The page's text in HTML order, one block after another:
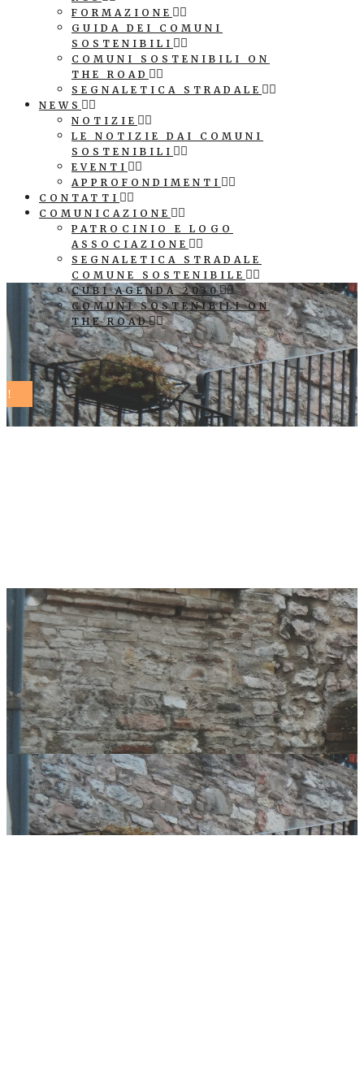
FORMAZIONE
GUIDA DEI COMUNI
SOSTENIBILI
COMUNI SOSTENIBILI ON
THE ROAD
SEGNALETICA STRADALE
NEWS
NOTIZIE
LE NOTIZIE DAI COMUNI
SOSTENIBILI
EVENTI
APPROFONDIMENTI
CONTATTI
COMUNICAZIONE
PATROCINIO E LOGO
ASSOCIAZIONE
SEGNALETICA STRADALE
COMUNE SOSTENIBILE
CUBI AGENDA 2030
COMUNI SOSTENIBILI ON
THE ROAD